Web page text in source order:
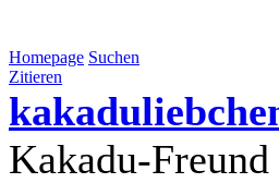
Homepage Suchen
Zitieren
Kakadu-Freund